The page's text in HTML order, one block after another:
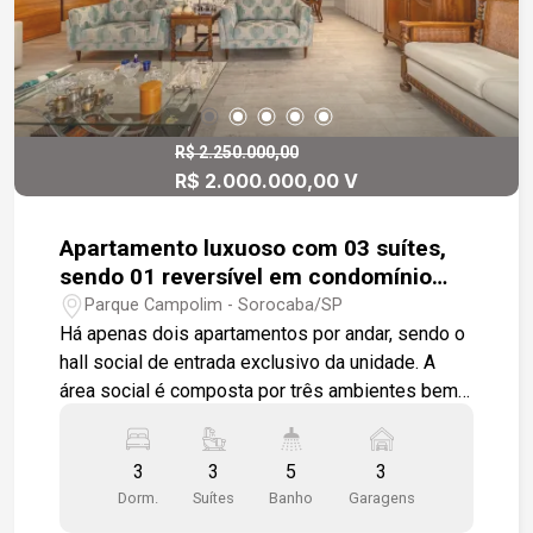
festas, playground, academia equipada, spa com
ofurô e lavanderia coletiva. A localização é
excelente: situado em um dos bairros mais
valorizados de Sorocaba, com fácil acesso ao
centro da cidade e próximo de tudo que você
precisa ? Shopping Iguatemi Esplanada,
Mercadão Campolim, Supermercado Tauste,
e áreas verdes que oferecem liberdade e contato
com a natureza.
R$ 2.250.000,00
R$ 2.000.000,00 V
Apartamento luxuoso com 03 suítes,
sendo 01 reversível em condomínio
com conceito de clube completo
Parque Campolim - Sorocaba/SP
Há apenas dois apartamentos por andar, sendo o
hall social de entrada exclusivo da unidade. A
área social é composta por três ambientes bem
TV. Uma das suítes foi convertida em sala de TV,
mantendo o banheiro anexo, ambos revestidos
com elegante painel de madeira e porta de correr
3
Dorm.
3
Suítes
5
Banho
3
Garagens